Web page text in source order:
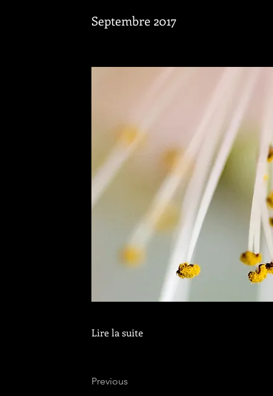
Septembre 2017
Lire la suite
Previous